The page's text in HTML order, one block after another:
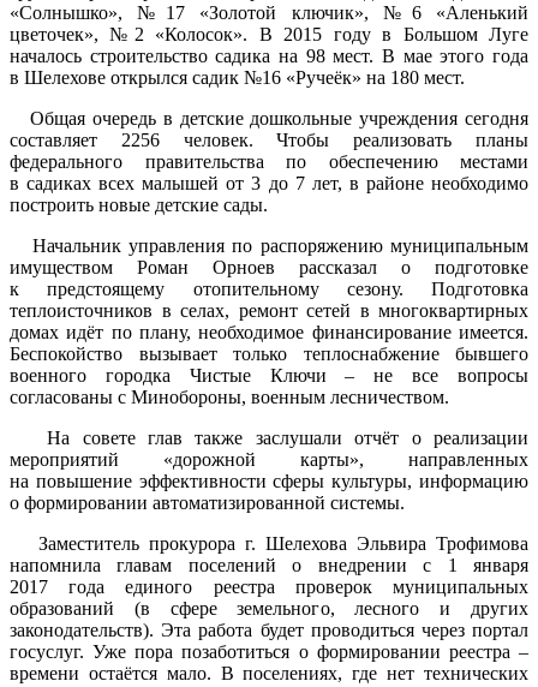
«Солнышко», №17 «Золотой ключик», №6 «Аленький
цветочек», №2 «Колосок». В 2015 году в Большом Луге
началось строительство садика на 98 мест. В мае этого года
в Шелехове открылся садик №16 «Ручеёк» на 180 мест.
Общая очередь в детские дошкольные учреждения сегодня
составляет 2256 человек. Чтобы реализовать планы
федерального правительства по обеспечению местами
в садиках всех малышей от 3 до 7 лет, в районе необходимо
построить новые детские сады.
Начальник управления по распоряжению муниципальным
имуществом Роман Орноев рассказал о подготовке
к предстоящему отопительному сезону. Подготовка
теплоисточников в селах, ремонт сетей в многоквартирных
домах идёт по плану, необходимое финансирование имеется.
Беспокойство вызывает только теплоснабжение бывшего
военного городка Чистые Ключи – не все вопросы
согласованы с Минобороны, военным лесничеством.
На совете глав также заслушали отчёт о реализации
мероприятий «дорожной карты», направленных
на повышение эффективности сферы культуры, информацию
о формировании автоматизированной системы.
Заместитель прокурора г. Шелехова Эльвира Трофимова
напомнила главам поселений о внедрении с 1 января
2017 года единого реестра проверок муниципальных
образований (в сфере земельного, лесного и других
законодательств). Эта работа будет проводиться через портал
госуслуг. Уже пора позаботиться о формировании реестра –
времени остаётся мало. В поселениях, где нет технических